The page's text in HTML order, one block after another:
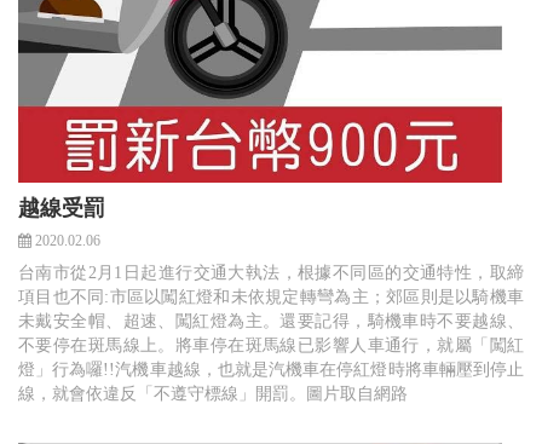
越線受罰
2020.02.06
台南市從2月1日起進行交通大執法，根據不同區的交通特性，取締
項目也不同:市區以闖紅燈和未依規定轉彎為主；郊區則是以騎機車
未戴安全帽、超速、闖紅燈為主。還要記得，騎機車時不要越線、
不要停在斑馬線上。將車停在斑馬線已影響人車通行，就屬「闖紅
燈」行為囉!!汽機車越線，也就是汽機車在停紅燈時將車輛壓到停止
線，就會依違反「不遵守標線」開罰。圖片取自網路